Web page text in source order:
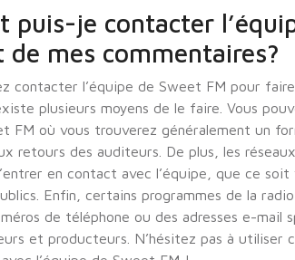
puis-je contacter
mes commentaires?
contacter l’équipe de Sweet FM pour
plusieurs moyens de le faire. Vous
FM où vous trouverez généralement un
retours des auditeurs. De plus, les
en contact avec l’équipe, que ce
Enfin, certains programmes de la
de téléphone ou des adresses e-
et producteurs. N’hésitez pas à